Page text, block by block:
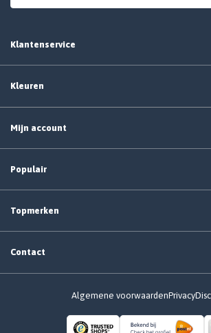
Klantenservice
Kleuren
Mijn account
Populair
Topmerken
Contact
Algemene voorwaardenPrivacy